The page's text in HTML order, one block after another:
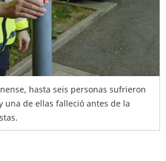
hasta seis personas sufrieron
una de ellas falleció antes de la